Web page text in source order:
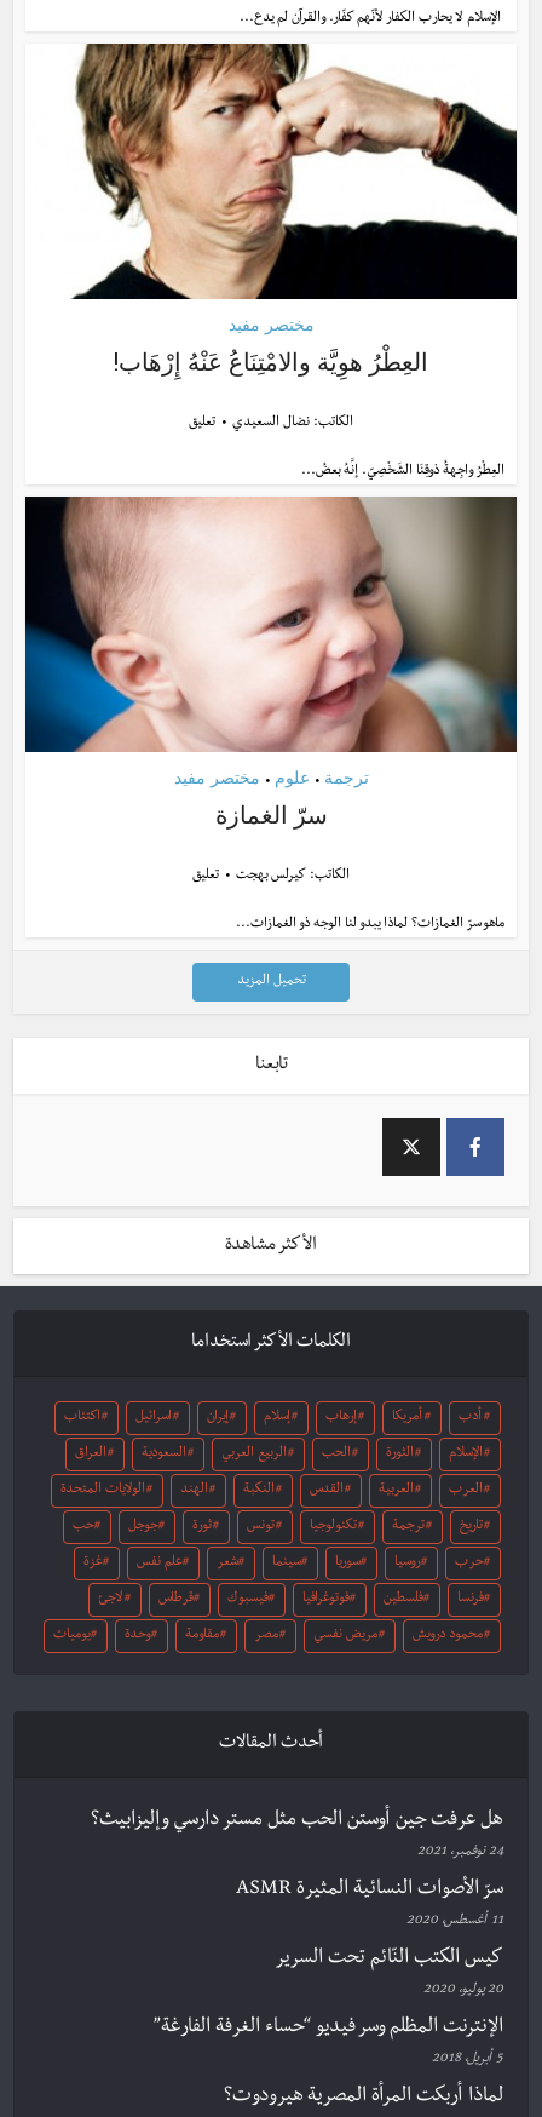
الإسلام لا يحارب الكفار لأنّهم كفّار. والقرآن لم يدع...
مختصر مفيد
العِطْرُ هوِيَّة والامْتِنَاعُ عَنْهُ إِرْهَاب!
الكاتب: نضال السعيدي تعليق
العِطْرُ واجِهةُ ذوقِنَا الشَخْصِيّ. إنَّهُ بعضُ...
ترجمة • علوم • مختصر مفيد
سرّ الغمازة
الكاتب: كيرلس بهجت تعليق
ماهو سرّ الغمازات؟ لماذا يبدو لنا الوجه ذو الغمازات...
تحميل المزيد
تابعنا
الأكثر مشاهدة
الكلمات الأكثر استخداما
أدب أمريكا إرهاب إسلام إيران اسرائيل اكتئاب
الإسلام الثورة الحب الربيع العربي السعودية العراق
العرب العربية القدس النكبة الهند الولايات المتحدة
تاريخ ترجمة تكنولوجيا تونس ثورة جوجل حب
حرب روسيا سوريا سينما شعر علم نفس غزة
فرنسا فلسطين فوتوغرافيا فيسبوك قرطاس لاجئ
محمود درويش مريض نفسي مصر مقاومة وحدة يوميات
أحدث المقالات
هل عرفت جين أوستن الحب مثل مستر دارسي وإليزابيث؟
24 نوفمبر، 2021
سرّ الأصوات النسائية المثيرة ASMR
11 أغسطس، 2020
كيس الكتب النّائم تحت السرير
20 يوليو، 2020
الإنترنت المظلم وسر فيديو “حساء الغرفة الفارغة”
5 أبريل، 2018
لماذا أربكت المرأة المصرية هيرودوت؟